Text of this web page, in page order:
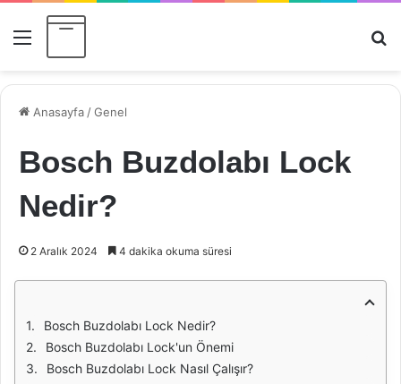
Menü
Anasayfa /Genel
Bosch Buzdolabı Lock
Nedir?
2 Aralık 2024 4 dakika okuma süresi
Bosch Buzdolabı Lock Nedir?
Bosch Buzdolabı Lock'un Önemi
Bosch Buzdolabı Lock Nasıl Çalışır?